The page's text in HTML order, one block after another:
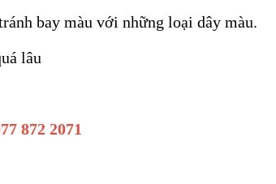
bay màu với những loại dây màu.
lâu
872 2071